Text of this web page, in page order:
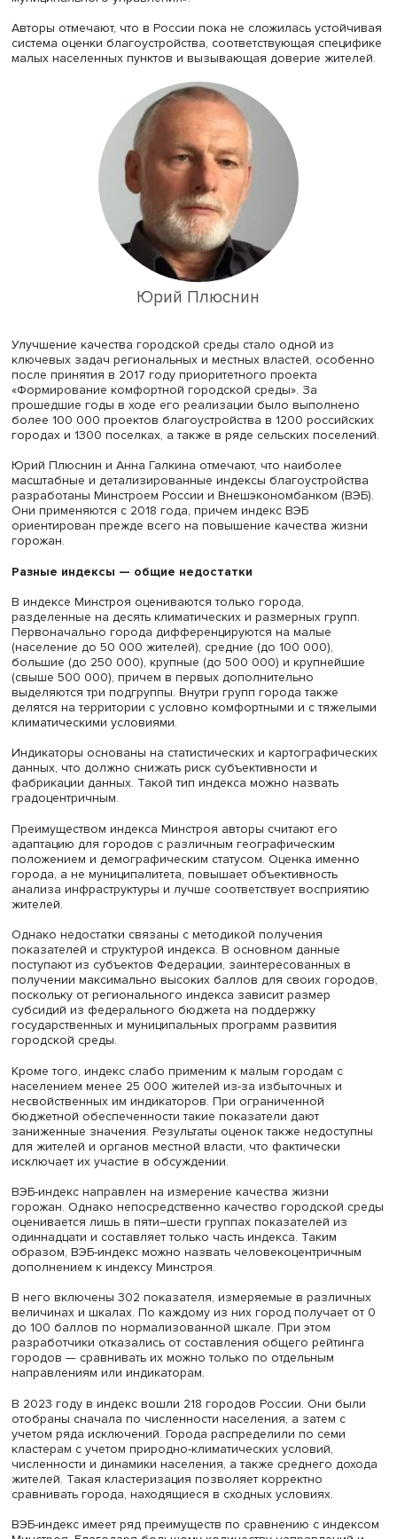
учитывающую мнение местных жителей.
Благоустройство городской среды и методы его
опубликованной в журнале «Вопросы
муниципального управления».
Авторы отмечают, что в России пока не сложилась
система оценки благоустройства, соответствующая
малых населенных пунктов и вызывающая доверие
Юрий Плюснин
Улучшение качества городской среды стало одной из
ключевых задач региональных и местных властей,
«Формирование комфортной городской среды». За
более 100 000 проектов благоустройства в 1200
городах и 1300 поселках, а также в ряде сельских
Юрий Плюснин и Анна Галкина отмечают, что наиболее
масштабные и детализированные индексы
разработаны Минстроем России и Внешэкономбанком
Они применяются с 2018 года, причем индекс ВЭБ
ориентирован прежде всего на повышение качества
горожан.
Разные индексы — общие недостатки
разделенные на десять климатических и размерных
Первоначально города дифференцируются на малые
(население до 50 000 жителей), средние (до 100 000),
большие (до 250 000), крупные (до 500 000) и
(свыше 500 000), причем в первых дополнительно
делятся на территории с условно комфортными и с
климатическими условиями.
Индикаторы основаны на статистических и
данных, что должно снижать риск субъективности и
фабрикации данных. Такой тип индекса можно назвать
градоцентричным.
Преимуществом индекса Минстроя авторы считают его
адаптацию для городов с различным географическим
положением и демографическим статусом. Оценка
города, а не муниципалитета, повышает объективность
анализа инфраструктуры и лучше соответствует
жителей.
Однако недостатки связаны с методикой получения
показателей и структурой индекса. В основном данные
поступают из субъектов Федерации, заинтересованных
получении максимально высоких баллов для своих
поскольку от регионального индекса зависит размер
государственных и муниципальных программ развития
городской среды.
Кроме того, индекс слабо применим к малым городам с
населением менее 25 000 жителей из-за избыточных и
бюджетной обеспеченности такие показатели дают
заниженные значения. Результаты оценок также
для жителей и органов местной власти, что фактически
исключает их участие в обсуждении.
ВЭБ-индекс направлен на измерение качества жизни
оценивается лишь в пяти–шести группах показателей